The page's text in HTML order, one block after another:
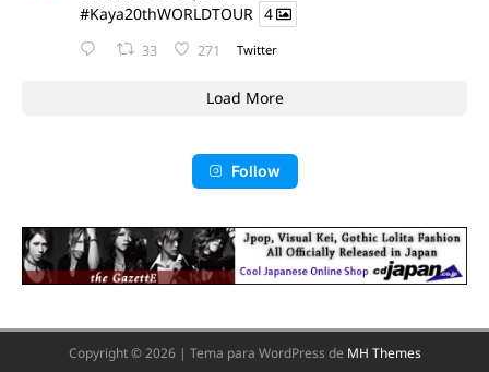
#Kaya20thWORLDTOUR 4
33 271 Twitter
Load More
Follow
Copyright © 2026 | Tema para WordPress de MH Themes